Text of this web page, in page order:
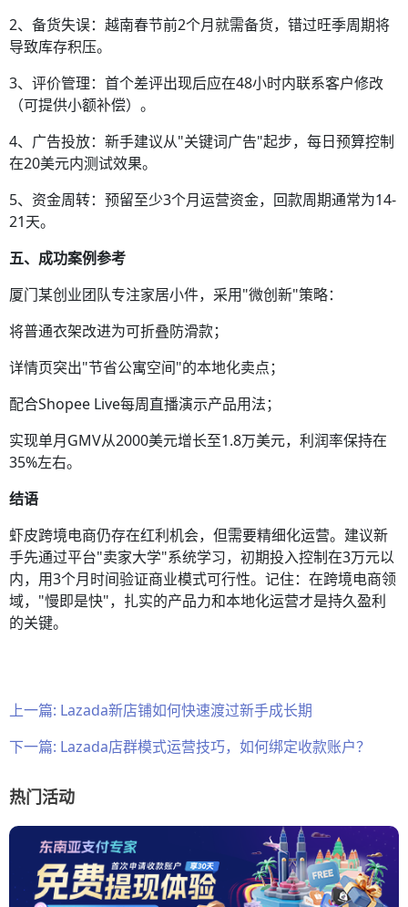
2、备货失误：越南春节前2个月就需备货，错过旺季周期将
导致库存积压。
3、评价管理：首个差评出现后应在48小时内联系客户修改
（可提供小额补偿）。
4、广告投放：新手建议从"关键词广告"起步，每日预算控制
在20美元内测试效果。
5、资金周转：预留至少3个月运营资金，回款周期通常为14-
21天。
五、成功案例参考
厦门某创业团队专注家居小件，采用"微创新"策略：
将普通衣架改进为可折叠防滑款；
详情页突出"节省公寓空间"的本地化卖点；
配合Shopee Live每周直播演示产品用法；
实现单月GMV从2000美元增长至1.8万美元，利润率保持在
35%左右。
结语
虾皮跨境电商仍存在红利机会，但需要精细化运营。建议新
手先通过平台"卖家大学"系统学习，初期投入控制在3万元以
内，用3个月时间验证商业模式可行性。记住：在跨境电商领
域，"慢即是快"，扎实的产品力和本地化运营才是持久盈利
的关键。
上一篇: Lazada新店铺如何快速渡过新手成长期
下一篇: Lazada店群模式运营技巧，如何绑定收款账户？
热门活动